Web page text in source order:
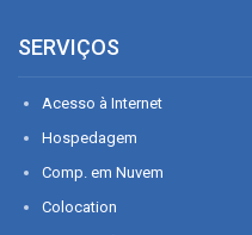
SERVIÇOS
Acesso à Internet
Hospedagem
Comp. em Nuvem
Colocation